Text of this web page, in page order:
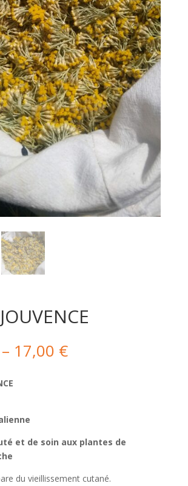
17,00 €
et de soin aux plantes de
du vieillissement cutané.